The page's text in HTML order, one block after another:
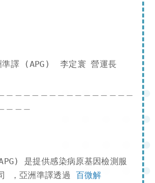
準譯 (APG)  李定寰 營運長
是提供感染病原基因檢測服
，亞洲準譯透過 百微解